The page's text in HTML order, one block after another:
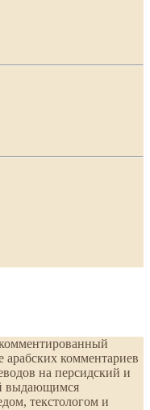
арабских комментариев
на персидский и
выдающимся
текстологом и